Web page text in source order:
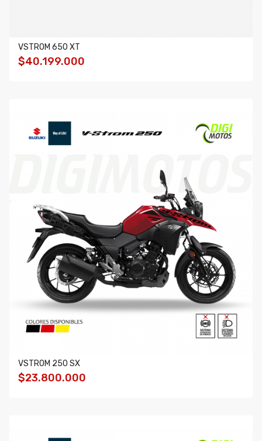
VSTROM 650 XT
$40.199.000
VSTROM 250 SX
$23.800.000